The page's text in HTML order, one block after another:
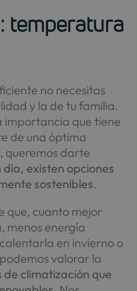
temperatura
no necesitas
y la de tu familia.
importancia que tiene
de una óptima
queremos darte
día, existen opciones
sostenibles.
que, cuanto mejor
menos energía
en invierno o
valorar la
de climatización que